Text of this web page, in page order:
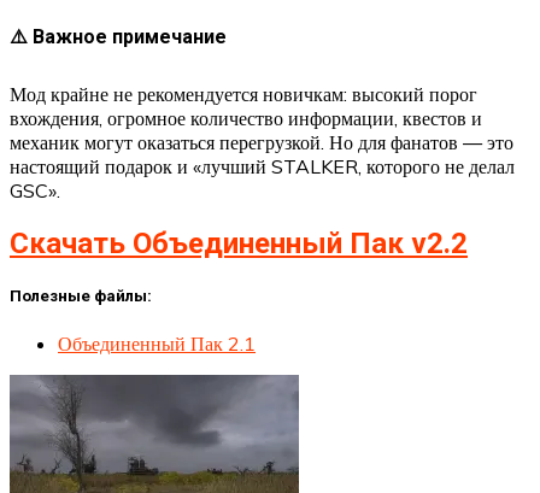
⚠️ Важное примечание
Мод крайне не рекомендуется новичкам: высокий порог
вхождения, огромное количество информации, квестов и
механик могут оказаться перегрузкой. Но для фанатов — это
настоящий подарок и «лучший STALKER, которого не делал
GSC».
Скачать Объединенный Пак v2.2
Полезные файлы:
Объединенный Пак 2.1